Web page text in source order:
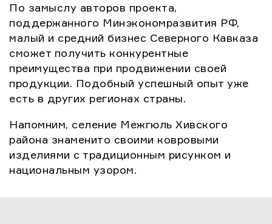
По замыслу авторов проекта,
поддержанного Минэкономразвития РФ,
малый и средний бизнес Северного Кавказа
сможет получить конкурентные
преимущества при продвижении своей
продукции. Подобный успешный опыт уже
есть в других регионах страны.
Напомним, селение Межгюль Хивского
района знаменито своими ковровыми
изделиями с традиционным рисунком и
национальным узором.